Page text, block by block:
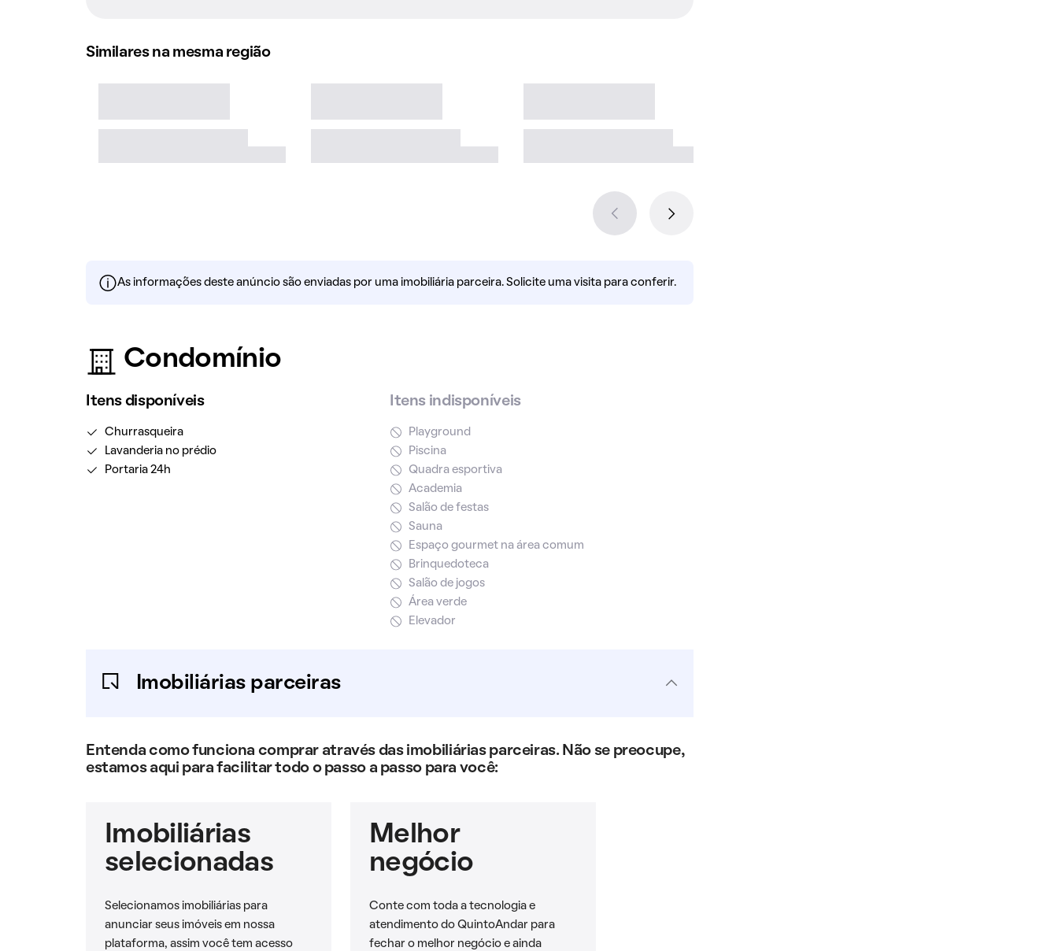
Similares na mesma região
As informações deste anúncio são enviadas por uma imobiliária parceira. Solicite uma visita para conferir.
Condomínio
Itens disponíveis
Churrasqueira
Lavanderia no prédio
Portaria 24h
Itens indisponíveis
Playground
Piscina
Quadra esportiva
Academia
Salão de festas
Sauna
Espaço gourmet na área comum
Brinquedoteca
Salão de jogos
Área verde
Elevador
Imobiliárias parceiras
Entenda como funciona comprar através das imobiliárias parceiras. Não se preocupe,
estamos aqui para facilitar todo o passo a passo para você:
Imobiliárias
selecionadas
Selecionamos imobiliárias para
anunciar seus imóveis em nossa
plataforma, assim você tem acesso
Melhor
negócio
Conte com toda a tecnologia e
atendimento do QuintoAndar para
fechar o melhor negócio e ainda